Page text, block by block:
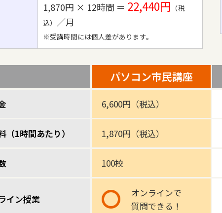
1,870円 × 12時間 ＝ 22,440円 （税
込） ／月
※受講時間には個人差があります。
パソコン市民講座
6,600円（税込）
（1時間あたり） 1,870円（税込）
100校
イン授業
オンラインで
質問できる！